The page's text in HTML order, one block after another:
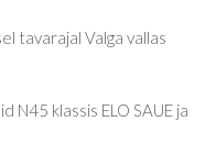
tavarajal Valga vallas
N45 klassis ELO SAUE ja